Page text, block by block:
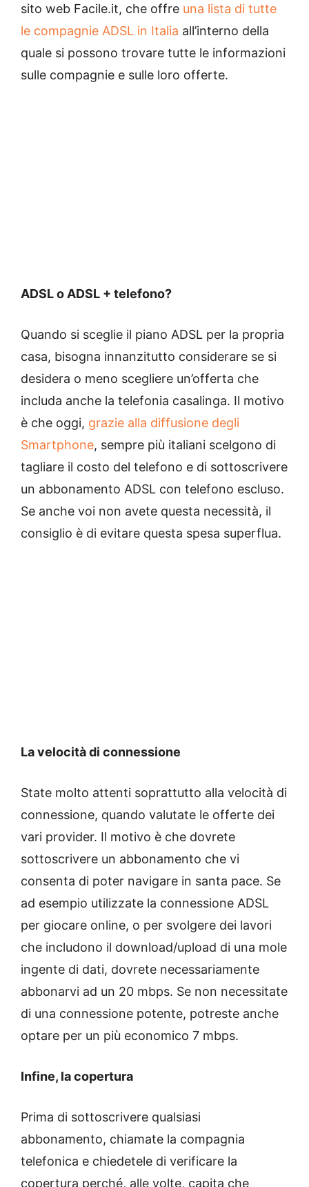
sito web Facile.it, che offre una lista di tutte
le compagnie ADSL in Italia all’interno della
quale si possono trovare tutte le informazioni
sulle compagnie e sulle loro offerte.
ADSL o ADSL + telefono?
Quando si sceglie il piano ADSL per la propria
casa, bisogna innanzitutto considerare se si
desidera o meno scegliere un’offerta che
includa anche la telefonia casalinga. Il motivo
è che oggi, grazie alla diffusione degli
Smartphone, sempre più italiani scelgono di
tagliare il costo del telefono e di sottoscrivere
un abbonamento ADSL con telefono escluso.
Se anche voi non avete questa necessità, il
consiglio è di evitare questa spesa superflua.
La velocità di connessione
State molto attenti soprattutto alla velocità di
connessione, quando valutate le offerte dei
vari provider. Il motivo è che dovrete
sottoscrivere un abbonamento che vi
consenta di poter navigare in santa pace. Se
ad esempio utilizzate la connessione ADSL
per giocare online, o per svolgere dei lavori
che includono il download/upload di una mole
ingente di dati, dovrete necessariamente
abbonarvi ad un 20 mbps. Se non necessitate
di una connessione potente, potreste anche
optare per un più economico 7 mbps.
Infine, la copertura
Prima di sottoscrivere qualsiasi
abbonamento, chiamate la compagnia
telefonica e chiedetele di verificare la
copertura perché, alle volte, capita che